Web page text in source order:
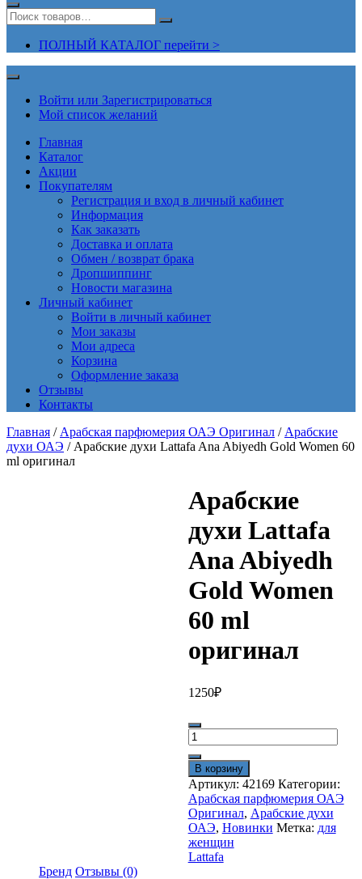
ПОЛНЫЙ КАТАЛОГ перейти >
Войти или Зарегистрироваться
Мой список желаний
Главная
Каталог
Акции
Покупателям
Регистрация и вход в личный кабинет
Информация
Как заказать
Доставка и оплата
Обмен / возврат брака
Дропшиппинг
Новости магазина
Личный кабинет
Войти в личный кабинет
Мои заказы
Мои адреса
Корзина
Оформление заказа
Отзывы
Контакты
Главная / Арабская парфюмерия ОАЭ Оригинал / Арабские
духи ОАЭ / Арабские духи Lattafa Ana Abiyedh Gold Women 60
ml оригинал
Арабские
духи Lattafa
Ana Abiyedh
Gold Women
60 ml
оригинал
1250₽
Количество
товара
Арабские
духи
Lattafa
Ana
Abiyedh
Gold
Women
60
В корзину
Артикул: 42169 Категории:
Арабская парфюмерия ОАЭ
Оригинал, Арабские духи
ОАЭ, Новинки Метка: для
женщин
Lattafa
Бренд Отзывы (0)